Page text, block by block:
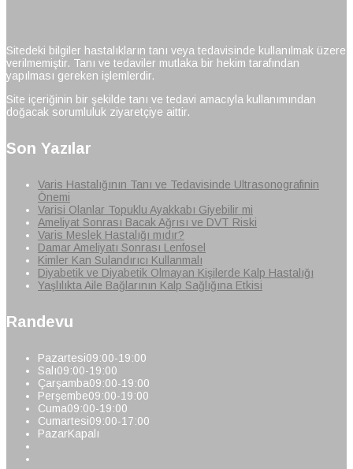
Sitedeki bilgiler hastalıkların tanı veya tedavisinde kullanılmak üzere
verilmemiştir. Tanı ve tedaviler mutlaka bir hekim tarafından
yapılması gereken işlemlerdir.
Site içeriğinin bir şekilde tanı ve tedavi amacıyla kullanımından
doğacak sorumluluk ziyaretçiye aittir.
Son Yazılar
Varis Hastalığının Tanı ve Tedavisinde Ultrasonografinin
Önemi
Varisi Olanlar Topuklu Ayakkabı Giyebilir mi
Ameliyat Sonrası Bacak Ağrısı ve DVT Riski
Varis Meslek Hastalığı mıdır?
Damar Ameliyatı Sonrası Lenfosel
Kimler Kan Sulandırıcı Kullanmalı
Diyabetik ve Diyabetik Olmayan Kişilerde Kalp Hastalığı
Yaşlılıkta Aile Bağlarının Kalp Sağlığına Etkisi
Randevu
Pazartesi09:00-19:00
Salı09:00-19:00
Çarşamba09:00-19:00
Perşembe09:00-19:00
Cuma09:00-19:00
Cumartesi09:00-17:00
PazarKapalı